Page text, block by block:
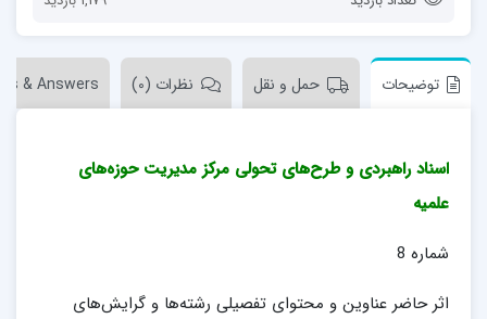
توضیحات حمل و نقل نظرات (0) & Answers
اسناد راهبردی و طرح‌های تحولی مرکز مدیریت حوزه‌های
علمیه
شماره 8
اثر حاضر عناوین و محتوای تفصیلی رشته‌ها و گرایش‌های